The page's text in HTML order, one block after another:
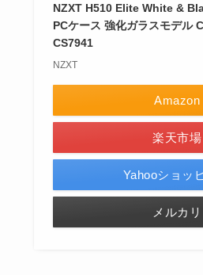
NZXT H510 Elite White &
PCケース 強化ガラスモデル
CS7941
NZXT
Amazon
楽天市場
Yahooショッ
メルカリ